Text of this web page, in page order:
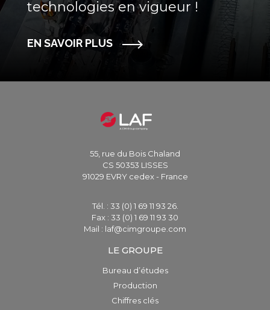
technologies en vigueur !
EN SAVOIR PLUS
55, rue du Bois Chaland
CS 50353 LISSES
91029 EVRY cedex - France
Tél. : 33 (0) 1 69 11 93 26.
Fax : 33 (0) 1 69 11 93 30
Mail : laf@cimgroupe.com
LE GROUPE
Bureau d’études
Production
Chiffres clés